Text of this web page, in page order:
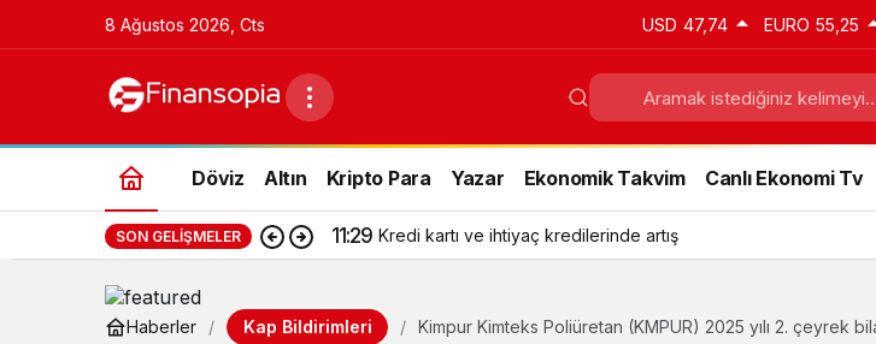
8 Ağustos 2026, Cts USD 47,74 EURO 55,25
Döviz Altın Kripto Para Yazar Ekonomik Takvim Canlı Ekonomi Tv
SON GELIŞMELER 11:29 Kredi kartı ve ihtiyaç kredilerinde artış
Haberler Kap Bildirimleri Kimpur Kimteks Poliüretan (KMPUR) 2025 yılı 2. çeyrek